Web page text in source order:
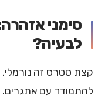
סימני
לבעיה?
קצת סטרס זה נורמלי.
להתמודד עם אתגרים.